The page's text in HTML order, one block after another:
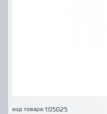
код товара:105025